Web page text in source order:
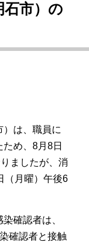
石市）の
）は、職員に
め、8月8日
ましたが、消
（月曜）午後6
確認者は、
確認者と接触